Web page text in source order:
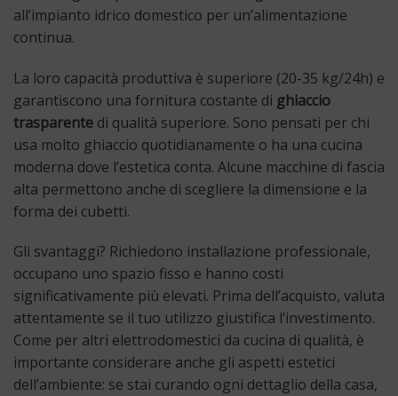
all’impianto idrico domestico per un’alimentazione
continua.
La loro capacità produttiva è superiore (20-35 kg/24h) e
garantiscono una fornitura costante di ghiaccio
trasparente di qualità superiore. Sono pensati per chi
usa molto ghiaccio quotidianamente o ha una cucina
moderna dove l’estetica conta. Alcune macchine di fascia
alta permettono anche di scegliere la dimensione e la
forma dei cubetti.
Gli svantaggi? Richiedono installazione professionale,
occupano uno spazio fisso e hanno costi
significativamente più elevati. Prima dell’acquisto, valuta
attentamente se il tuo utilizzo giustifica l’investimento.
Come per altri elettrodomestici da cucina di qualità, è
importante considerare anche gli aspetti estetici
dell’ambiente: se stai curando ogni dettaglio della casa,